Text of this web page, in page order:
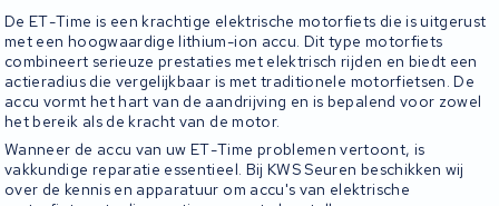
De ET-Time is een krachtige elektrische motorfiets die is uitgerust
met een hoogwaardige lithium-ion accu. Dit type motorfiets
combineert serieuze prestaties met elektrisch rijden en biedt een
actieradius die vergelijkbaar is met traditionele motorfietsen. De
accu vormt het hart van de aandrijving en is bepalend voor zowel
het bereik als de kracht van de motor.
Wanneer de accu van uw ET-Time problemen vertoont, is
vakkundige reparatie essentieel. Bij KWS Seuren beschikken wij
over de kennis en apparatuur om accu's van elektrische